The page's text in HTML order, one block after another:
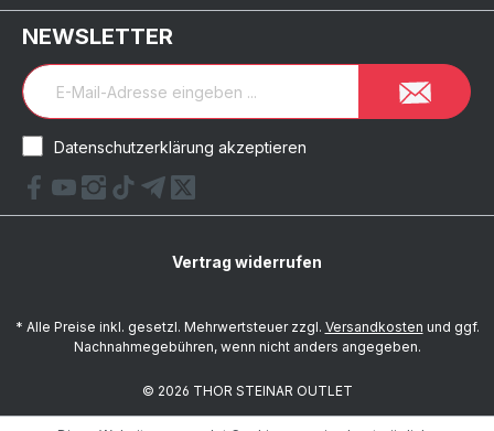
NEWSLETTER
Datenschutzerklärung akzeptieren
Vertrag widerrufen
* Alle Preise inkl. gesetzl. Mehrwertsteuer zzgl. Versandkosten und ggf.
Nachnahmegebühren, wenn nicht anders angegeben.
© 2026 THOR STEINAR OUTLET